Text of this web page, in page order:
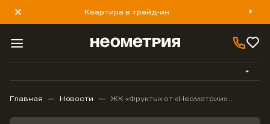
Квартира в трейд-ин
8 800 777 40 93
Главная Новости ЖК «Фрукты» от «Неометрии»